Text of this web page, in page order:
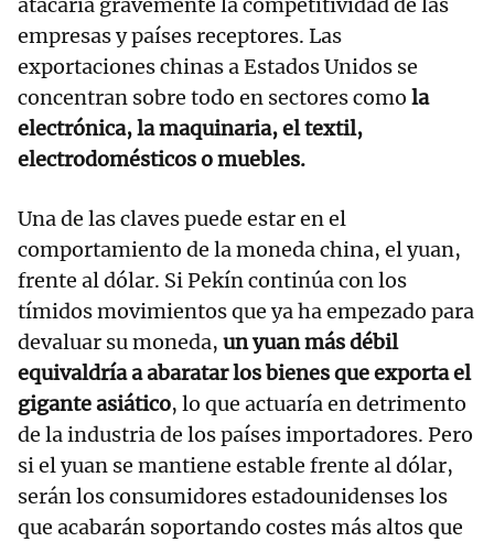
atacaría gravemente la competitividad de las
empresas y países receptores. Las
exportaciones chinas a Estados Unidos se
concentran sobre todo en sectores como la
electrónica, la maquinaria, el textil,
electrodomésticos o muebles.
Una de las claves puede estar en el
comportamiento de la moneda china, el yuan,
frente al dólar. Si Pekín continúa con los
tímidos movimientos que ya ha empezado para
devaluar su moneda, un yuan más débil
equivaldría a abaratar los bienes que exporta el
gigante asiático, lo que actuaría en detrimento
de la industria de los países importadores. Pero
si el yuan se mantiene estable frente al dólar,
serán los consumidores estadounidenses los
que acabarán soportando costes más altos que